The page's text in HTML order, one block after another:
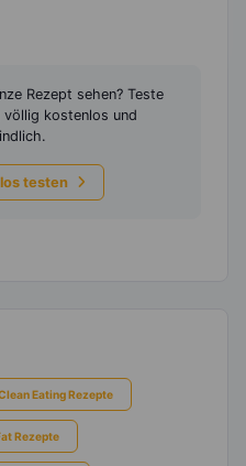
Rezept sehen? Teste
völlig kostenlos und
testen
Eating Rezepte
Rezepte